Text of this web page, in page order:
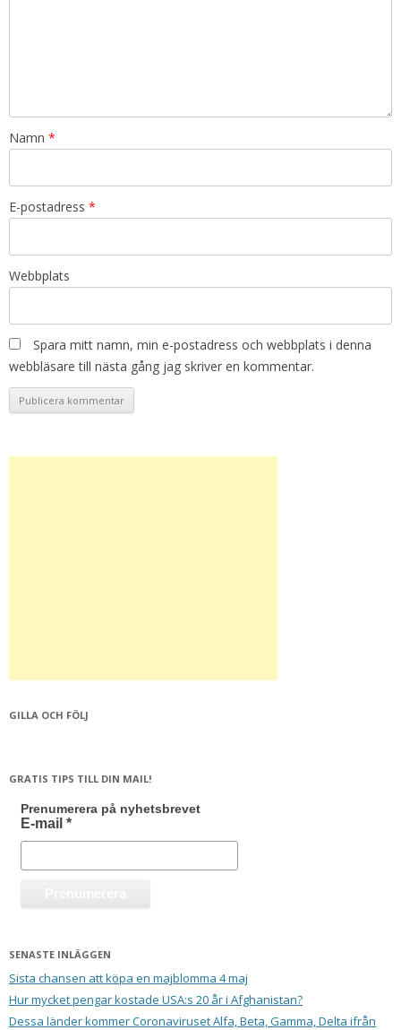
Namn *
E-postadress *
Webbplats
Spara mitt namn, min e-postadress och webbplats i denna
webbläsare till nästa gång jag skriver en kommentar.
GILLA OCH FÖLJ
GRATIS TIPS TILL DIN MAIL!
Prenumerera på nyhetsbrevet
E-mail *
SENASTE INLÄGGEN
Sista chansen att köpa en majblomma 4 maj
Hur mycket pengar kostade USA:s 20 år i Afghanistan?
Dessa länder kommer Coronaviruset Alfa, Beta, Gamma, Delta ifrån